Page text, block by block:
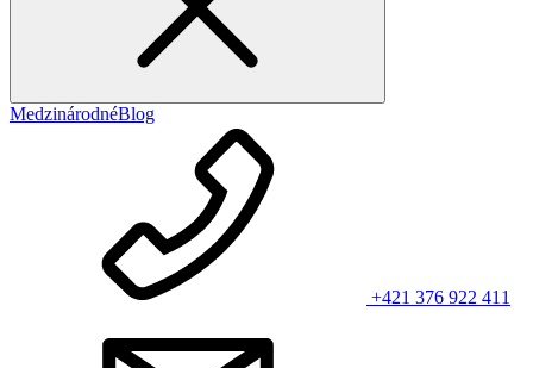
MedzinárodnéBlog
+421 376 922 411